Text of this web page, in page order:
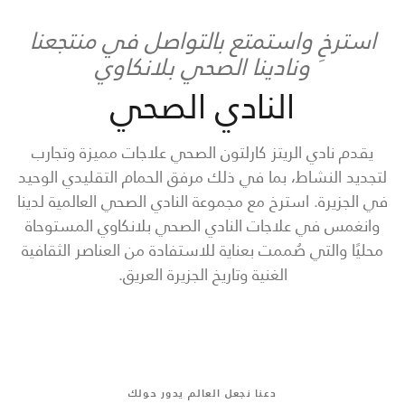
استرخِ واستمتع بالتواصل في منتجعنا
ونادينا الصحي بلانكاوي
النادي الصحي
يقدم نادي الريتز كارلتون الصحي علاجات مميزة وتجارب
لتجديد النشاط، بما في ذلك مرفق الحمام التقليدي الوحيد
في الجزيرة. استرخ مع مجموعة النادي الصحي العالمية لدينا
وانغمس في علاجات النادي الصحي بلانكاوي المستوحاة
محليًا والتي صُممت بعناية للاستفادة من العناصر الثقافية
الغنية وتاريخ الجزيرة العريق.
دعنا نجعل العالم يدور حولك